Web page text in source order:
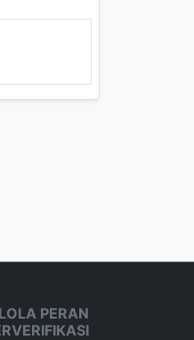
PERAN